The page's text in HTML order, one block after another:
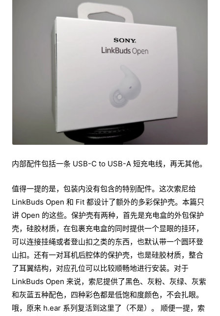
内部配件包括一条 USB-C to USB-A 短充电线，再无其他。
值得一提的是，包装内没有包含的特别配件。这次索尼给
LinkBuds Open 和 Fit 都设计了额外的多彩保护壳。本篇只
讲 Open 的这些。保护壳有两种，首先是充电盒的外包保护
壳，硅胶材质，在包裹充电盒的同时提供一个显眼的挂环，
可以连接挂绳或者登山扣之类的东西，也默认带一个圆环登
山扣。还有一对耳机后腔体的保护壳，也是硅胶材质，整合
了耳翼结构，对应孔位可以比较顺畅地进行安装。对于
LinkBuds Open 来说，索尼提供了黑色、灰粉、灰绿、灰紫
和灰蓝五种配色，四种彩色都是低饱和度颜色，不会扎眼。
哦，原来 h.ear 系列复活到这里了（不是）。 顺便一提，索